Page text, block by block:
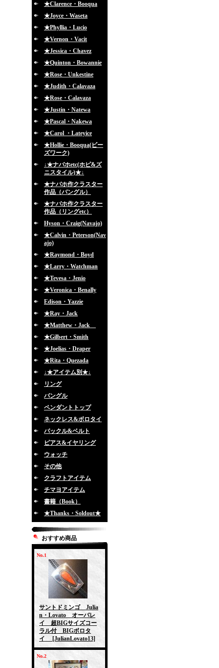
★Clarence・Booqua
★Joyce・Waseta
★Phyllia・Lucio
★Vernon・Vacit
★Jessica・Chavez
★Quinton・Bowannie
★Rose・Unkestine
★Judith・Calavaza
★Rose・Calavaza
★Justin・Natewa
★Pascal・Nakewa
★Carol ・Lateyice
★Hollie・Booqua(ビー
ズワーク)
↓★ナバホetc(ホピ&ズ
ニスタイル)★↓
★ナバホ作クラスター
作品（バングル）
★ナバホ作クラスター
作品（リングetc）
Hyson・Craig(Navajo)
★Calvin・Peterson(Nav
ajo)
★Raymond・Boyd
★Larry・Watchman
★Tevesa・Jenio
★Veronica・Benally
Edison・Yazzie
★Ray・Jack
★Matthew・Jack
★Gilbert・Smith
★Joelias・Draper
★Rita・Quezada
↓★アイテム別★↓
リング
バングル
ペンダントトップ
ネックレス&ボロタイ
バックル&ベルト
ピアス&イヤリング
ウォッチ
その他
クラフトアイテム
チマヨアイテム
書籍（Book）
★Thanks・Soldout★
おすすめ商品
No.1
サントドミンゴ Julia
n・Lovato オーバレ
イ 超BIGサイズコー
ラル付 BIGボロタ
イ
[JulianLovato13]
No.2